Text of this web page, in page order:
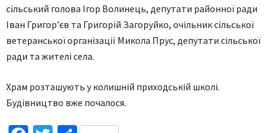
сільський голова Ігор Волинець, депутати районної ради
Іван Григор’єв та Григорій Загоруйко, очільник сільської
ветеранської організації Микола Прус, депутати сільської
ради та жителі села.
Храм розташують у колишній приходській школі.
Будівництво вже почалося.